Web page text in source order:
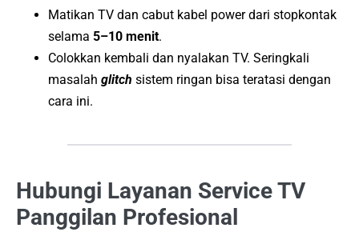
Matikan TV dan cabut kabel power dari stopkontak
selama 5–10 menit.
Colokkan kembali dan nyalakan TV. Seringkali
masalah glitch sistem ringan bisa teratasi dengan
cara ini.
Hubungi Layanan Service TV
Panggilan Profesional